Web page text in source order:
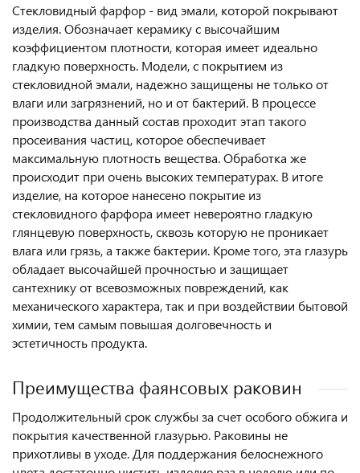
Стекловидный фарфор - вид эмали, которой покрывают
изделия. Обозначает керамику с высочайшим
коэффициентом плотности, которая имеет идеально
гладкую поверхность. Модели, с покрытием из
стекловидной эмали, надежно защищены не только от
влаги или загрязнений, но и от бактерий. В процессе
производства данный состав проходит этап такого
просеивания частиц, которое обеспечивает
максимальную плотность вещества. Обработка же
происходит при очень высоких температурах. В итоге
изделие, на которое нанесено покрытие из
стекловидного фарфора имеет невероятно гладкую
глянцевую поверхность, сквозь которую не проникает
влага или грязь, а также бактерии. Кроме того, эта глазурь
обладает высочайшей прочностью и защищает
сантехнику от всевозможных повреждений, как
механического характера, так и при воздействии бытовой
химии, тем самым повышая долговечность и
эстетичность продукта.
Преимущества фаянсовых раковин
Продолжительный срок службы за счет особого обжига и
покрытия качественной глазурью. Раковины не
прихотливы в уходе. Для поддержания белоснежного